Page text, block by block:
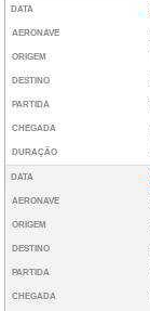
DATA
AERONAVE
ORIGEM
DESTINO
PARTIDA
CHEGADA
DURAÇÃO
DATA
AERONAVE
ORIGEM
DESTINO
PARTIDA
CHEGADA